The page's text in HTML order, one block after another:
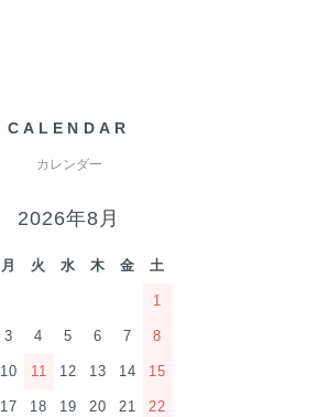
CALENDAR
カレンダー
2026年8月
月 火 水 木 金 土
1
3 4 5 6 7 8
10 11 12 13 14 15
17 18 19 20 21 22